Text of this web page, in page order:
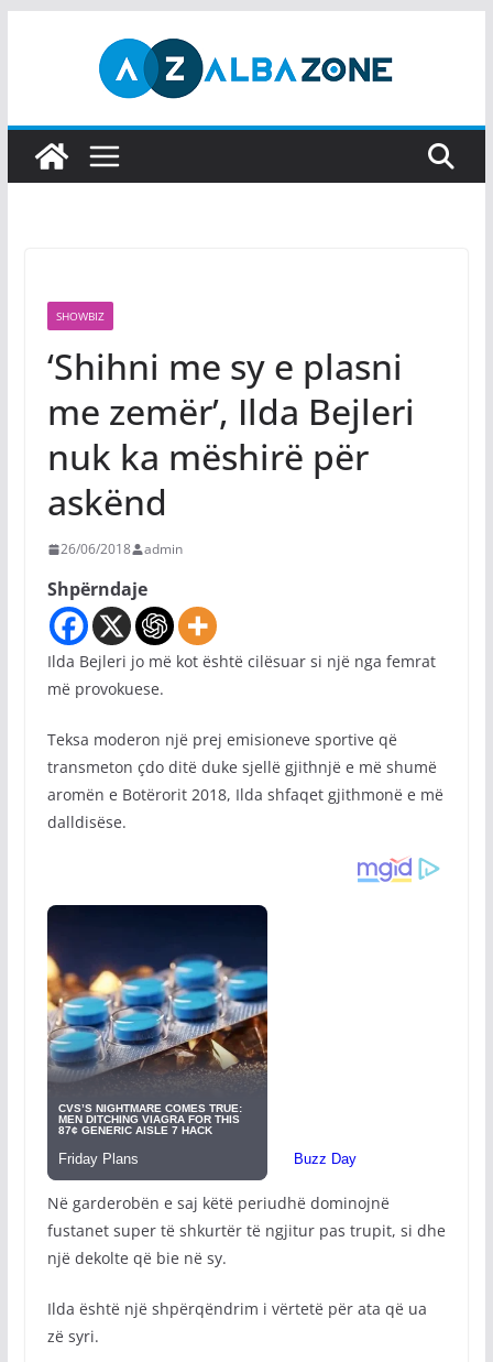
SHOWBIZ
‘Shihni me sy e plasni
me zemër’, Ilda Bejleri
nuk ka mëshirë për
askënd
26/06/2018 admin
Shpërndaje
Ilda Bejleri jo më kot është cilësuar si një nga femrat
më provokuese.
Teksa moderon një prej emisioneve sportive që
transmeton çdo ditë duke sjellë gjithnjë e më shumë
aromën e Botërorit 2018, Ilda shfaqet gjithmonë e më
dalldisëse.
Në garderobën e saj këtë periudhë dominojnë
fustanet super të shkurtër të ngjitur pas trupit, si dhe
një dekolte që bie në sy.
Ilda është një shpërqëndrim i vërtetë për ata që ua
zë syri.